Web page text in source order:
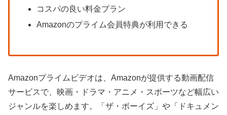
コスパの良い料金プラン
Amazonのプライム会員特典が利用できる
Amazonプライムビデオは、Amazonが提供する動画配信
サービスで、映画・ドラマ・アニメ・スポーツなど幅広い
ジャンルを楽しめます。「ザ・ボーイズ」や「ドキュメン